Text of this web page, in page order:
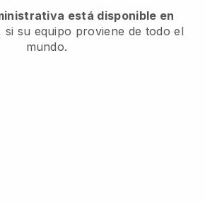
está disponible en
si su equipo proviene de todo el
mundo.